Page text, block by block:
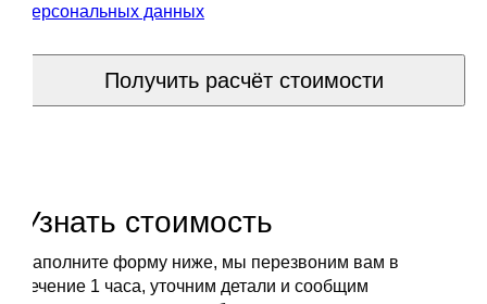
персональных данных
Получить расчёт стоимости
Узнать стоимость
Заполните форму ниже, мы перезвоним вам в
течение 1 часа, уточним детали и сообщим